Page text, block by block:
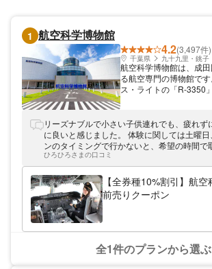
1 航空科学博物館
4.2(3,497件)
千葉県 九十九里・銚子
航空科学博物館は、成
る航空専門の博物館で
ス・ライトの「R-3350
ンジン、旅客機の胴体
機の精密模型や歴史に
ッドモデル、「セスナ
「リアジェット」など
ます。また、「DC-8シ
うパイロット訓練用の
のも航空科学博物館が人
飛行機の操縦体験がで
行機を見ることができ
へは、都心から車で約1
ビューでは、航空科学博
リーズナブルで小さい子供連れでも、疲れず
に良いと感じました。 体験に関しては土曜
ンのタイミングで行かないと、希望の時間で
ます。
ひろひろさまの口コミ
【全券種10%割引】航
前売りクーポン
全1件のプランから選ぶ